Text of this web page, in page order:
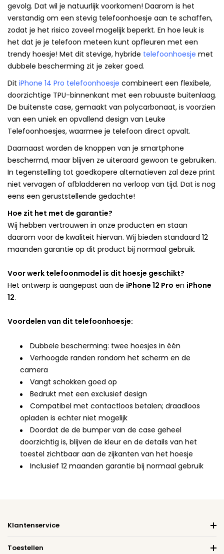
gevolg. Dat wil je natuurlijk voorkomen! Daarom is het
verstandig om een stevig telefoonhoesje aan te schaffen,
zodat je het risico zoveel mogelijk beperkt. En hoe leuk is
het dat je je telefoon meteen kunt opfleuren met een
trendy hoesje! Met dit stevige, hybride telefoonhoesje met
dubbele bescherming zit je zeker goed.
Dit iPhone 14 Pro telefoonhoesje combineert een flexibele,
doorzichtige TPU-binnenkant met een robuuste buitenlaag.
De buitenste case, gemaakt van polycarbonaat, is voorzien
van een uniek en opvallend design van Leuke
Telefoonhoesjes, waarmee je telefoon direct opvalt.
Daarnaast worden de knoppen van je smartphone
beschermd, maar blijven ze uiteraard gewoon te gebruiken.
In tegenstelling tot goedkopere alternatieven zal deze print
niet vervagen of afbladderen na verloop van tijd. Dat is nog
eens een geruststellende gedachte!
Hoe zit het met de garantie?
Wij hebben vertrouwen in onze producten en staan
daarom voor de kwaliteit hiervan. Wij bieden standaard 12
maanden garantie op dit product bij normaal gebruik.
Voor werk telefoonmodel is dit hoesje geschikt?
Het ontwerp is aangepast aan de iPhone 12 Pro en iPhone
12.
Voordelen van dit telefoonhoesje:
Dubbele bescherming: twee hoesjes in één
Verhoogde randen rondom het scherm en de
camera
Vangt schokken goed op
Bedrukt met een exclusief design
Compatibel met contactloos betalen; draadloos
opladen is echter niet mogelijk
Doordat de de bumper van de case geheel
doorzichtig is, blijven de kleur en de details van het
toestel zichtbaar aan de zijkanten van het hoesje
Inclusief 12 maanden garantie bij normaal gebruik
Klantenservice
Toestellen